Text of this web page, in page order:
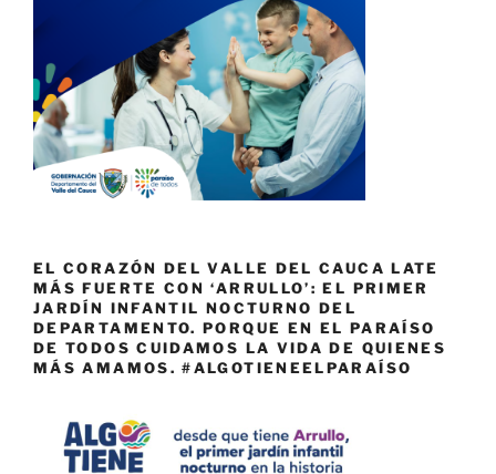
EL CORAZÓN DEL VALLE DEL CAUCA LATE
MÁS FUERTE CON ‘ARRULLO’: EL PRIMER
JARDÍN INFANTIL NOCTURNO DEL
DEPARTAMENTO. PORQUE EN EL PARAÍSO
DE TODOS CUIDAMOS LA VIDA DE QUIENES
MÁS AMAMOS. #ALGOTIENEELPARAÍSO